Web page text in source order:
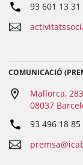
93 601 13
COMUNICACIÓ
Mallorca, 283
08037
93 496 18